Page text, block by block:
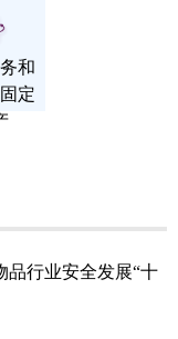
和
定
品行业安全发展“十